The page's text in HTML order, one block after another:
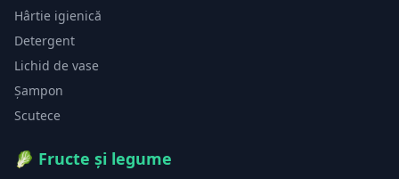
Hârtie igienică
Detergent
Lichid de vase
Șampon
Scutece
🥬 Fructe și legume